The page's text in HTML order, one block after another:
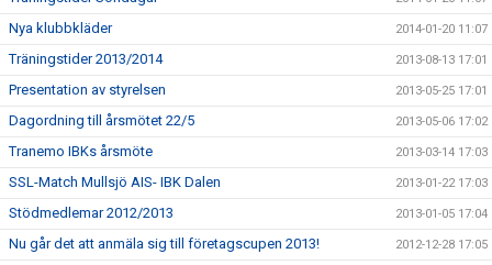
Nya klubbkläder 2014-01-20 11:07
Träningstider 2013/2014 2013-08-13 17:01
Presentation av styrelsen 2013-05-25 17:01
Dagordning till årsmötet 22/5 2013-05-06 17:02
Tranemo IBKs årsmöte 2013-03-14 17:03
SSL-Match Mullsjö AIS- IBK Dalen 2013-01-22 17:03
Stödmedlemar 2012/2013 2013-01-05 17:04
Nu går det att anmäla sig till företagscupen 2013! 2012-12-28 17:05